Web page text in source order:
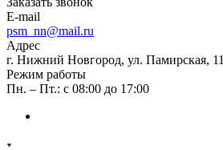
E-mail
psm_nn@mail.ru
Адрес
г. Нижний Новгород, ул. Памирская, 11
Режим работы
Пн. – Пт.: с 08:00 до 17:00